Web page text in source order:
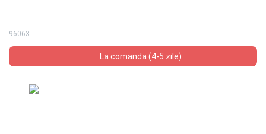
96063
La comanda (4-5 zile)